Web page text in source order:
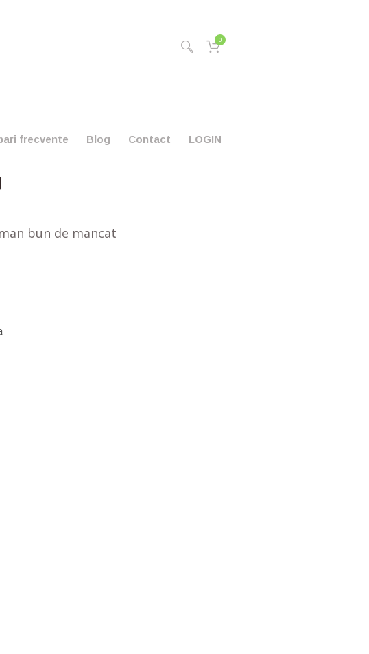
0
frecvente Blog Contact LOGIN
bun de mancat